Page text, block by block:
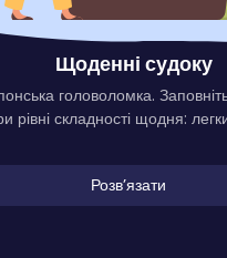
Щоденні судоку
головоломка.
рівні складності щодня:
Розвʼязати